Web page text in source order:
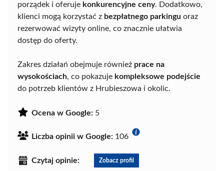
porządek i oferuje konkurencyjne ceny. Dodatkowo,
klienci mogą korzystać z bezpłatnego parkingu oraz
rezerwować wizyty online, co znacznie ułatwia
dostęp do oferty.
Zakres działań obejmuje również prace na
wysokościach, co pokazuje kompleksowe podejście
do potrzeb klientów z Hrubieszowa i okolic.
Ocena w Google: 5
Liczba opinii w Google: 106
Czytaj opinie: Zobacz profil